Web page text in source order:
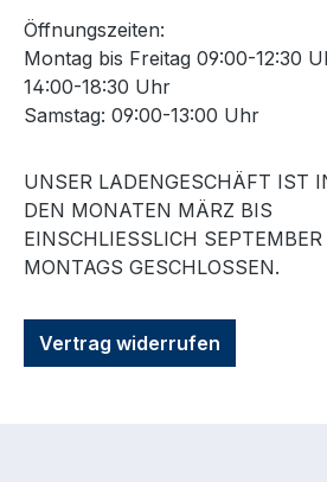
Öffnungszeiten:
Montag bis Freitag 09:00-12:30
14:00-18:30 Uhr
Samstag: 09:00-13:00 Uhr
UNSER LADENGESCHÄFT IST
DEN MONATEN MÄRZ BIS
EINSCHLIESSLICH SEPTEMBER M
ONTAGS GESCHLOSSEN.
Vertrag widerrufen